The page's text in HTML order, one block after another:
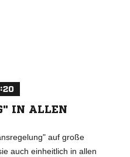
IN ALLEN
auf große
auch einheitlich in allen